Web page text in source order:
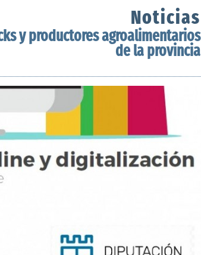
Noticias
y productores agroalimentarios
de la provincia